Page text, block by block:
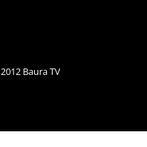
2012 Baura TV